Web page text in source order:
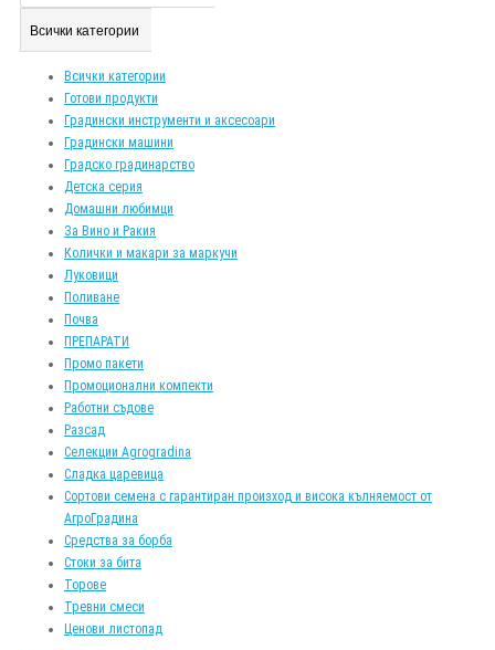
Всички категории
Всички категории
Готови продукти
Градински инструменти и аксесоари
Градински машини
Градско градинарство
Детска серия
Домашни любимци
За Вино и Ракия
Колички и макари за маркучи
Луковици
Поливане
Почва
ПРЕПАРАТИ
Промо пакети
Промоционални компекти
Работни съдове
Разсад
Селекции Agrogradina
Сладка царевица
Сортови семена с гарантиран произход и висока кълняемост от
АгроГрадина
Средства за борба
Стоки за бита
Торове
Тревни смеси
Ценови листопад